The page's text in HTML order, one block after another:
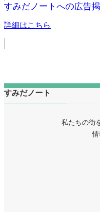
すみだノートへの広告
詳細はこちら
すみだノート
私たちの街